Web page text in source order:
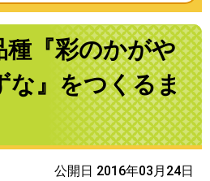
種『彩のかがや
な』をつくるま
公開日 2016年03月24日